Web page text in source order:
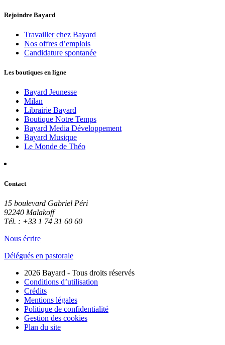
Rejoindre Bayard
Travailler chez Bayard
Nos offres d’emplois
Candidature spontanée
Les boutiques en ligne
Bayard Jeunesse
Milan
Librairie Bayard
Boutique Notre Temps
Bayard Media Développement
Bayard Musique
Le Monde de Théo
Contact
15 boulevard Gabriel Péri
92240 Malakoff
Tél. : +33 1 74 31 60 60
Nous écrire
Délégués en pastorale
2026 Bayard - Tous droits réservés
Conditions d’utilisation
Crédits
Mentions légales
Politique de confidentialité
Gestion des cookies
Plan du site